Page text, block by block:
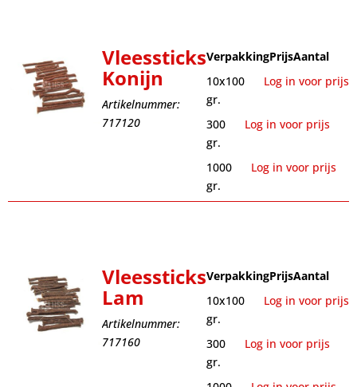
Vleessticks
Konijn
Artikelnummer:
717120
VerpakkingPrijsAantal
10x100
gr.
Log in voor prijs
300
gr.
Log in voor prijs
1000
gr.
Log in voor prijs
Vleessticks
Lam
Artikelnummer:
717160
VerpakkingPrijsAantal
10x100
gr.
Log in voor prijs
300
gr.
Log in voor prijs